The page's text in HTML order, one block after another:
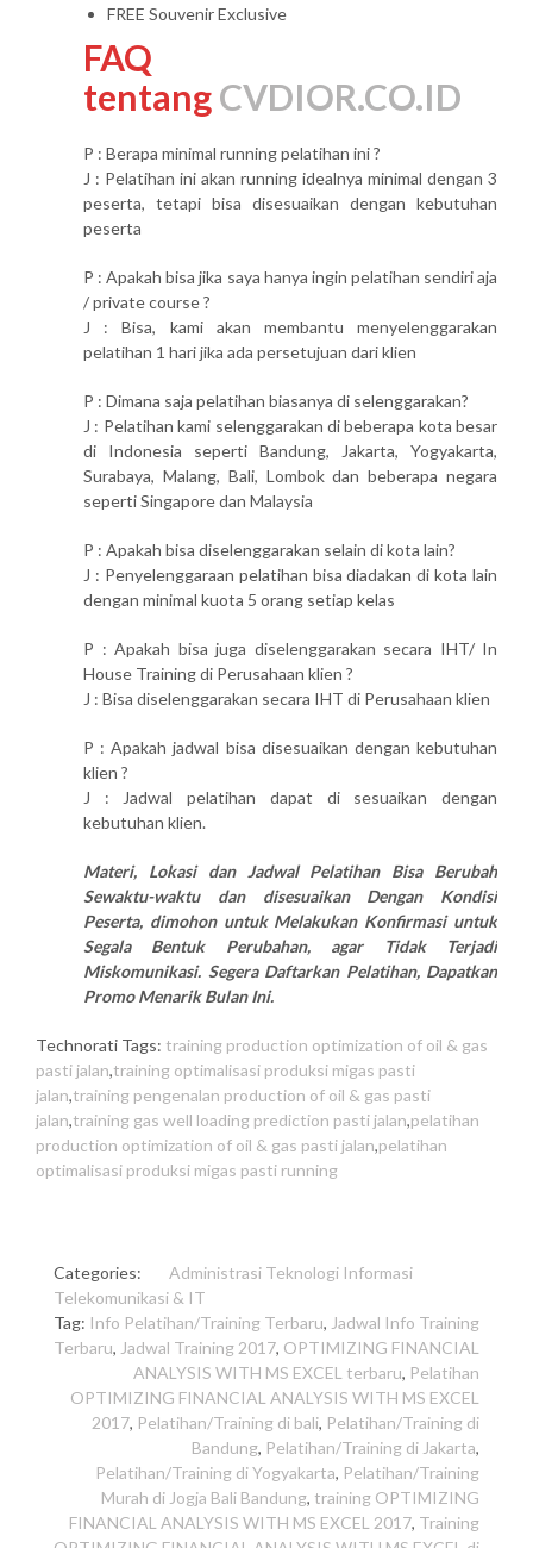
FREE Souvenir Exclusive
FAQ
tentangCVDIOR.CO.ID
P : Berapa minimal running pelatihan ini ?
J : Pelatihan ini akan running idealnya minimal dengan 3
peserta, tetapi bisa disesuaikan dengan kebutuhan
peserta
P : Apakah bisa jika saya hanya ingin pelatihan sendiri aja
/ private course ?
J : Bisa, kami akan membantu menyelenggarakan
pelatihan 1 hari jika ada persetujuan dari klien
P : Dimana saja pelatihan biasanya di selenggarakan?
J : Pelatihan kami selenggarakan di beberapa kota besar
di Indonesia seperti Bandung, Jakarta, Yogyakarta,
Surabaya, Malang, Bali, Lombok dan beberapa negara
seperti Singapore dan Malaysia
P : Apakah bisa diselenggarakan selain di kota lain?
J : Penyelenggaraan pelatihan bisa diadakan di kota lain
dengan minimal kuota 5 orang setiap kelas
P : Apakah bisa juga diselenggarakan secara IHT/ In
House Training di Perusahaan klien ?
J : Bisa diselenggarakan secara IHT di Perusahaan klien
P : Apakah jadwal bisa disesuaikan dengan kebutuhan
klien ?
J : Jadwal pelatihan dapat di sesuaikan dengan
kebutuhan klien.
Materi, Lokasi dan Jadwal Pelatihan Bisa Berubah
Sewaktu-waktu dan disesuaikan Dengan Kondisi
Peserta, dimohon untuk Melakukan Konfirmasi untuk
Segala Bentuk Perubahan, agar Tidak Terjadi
Miskomunikasi. Segera Daftarkan Pelatihan, Dapatkan
Promo Menarik Bulan Ini.
Technorati Tags: training production optimization of oil & gas
pasti jalan,training optimalisasi produksi migas pasti
jalan,training pengenalan production of oil & gas pasti
jalan,training gas well loading prediction pasti jalan,pelatihan
production optimization of oil & gas pasti jalan,pelatihan
optimalisasi produksi migas pasti running
Categories: Administrasi Teknologi Informasi
Telekomunikasi & IT
Tag: Info Pelatihan/Training Terbaru, Jadwal Info Training
Terbaru, Jadwal Training 2017, OPTIMIZING FINANCIAL
ANALYSIS WITH MS EXCEL terbaru, Pelatihan
OPTIMIZING FINANCIAL ANALYSIS WITH MS EXCEL
2017, Pelatihan/Training di bali, Pelatihan/Training di
Bandung, Pelatihan/Training di Jakarta,
Pelatihan/Training di Yogyakarta, Pelatihan/Training
Murah di Jogja Bali Bandung, training OPTIMIZING
FINANCIAL ANALYSIS WITH MS EXCEL 2017, Training